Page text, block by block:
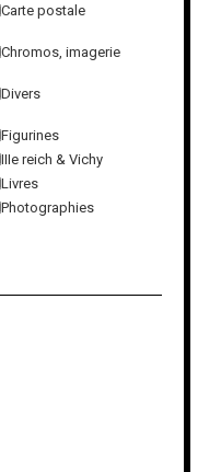
Carte postale
Chromos, imagerie
Divers
Figurines
IIIe reich & Vichy
Livres
Photographies